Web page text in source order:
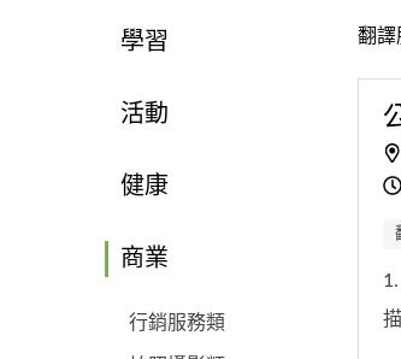
學習
活動
健康
商業
行銷服務類
翻譯